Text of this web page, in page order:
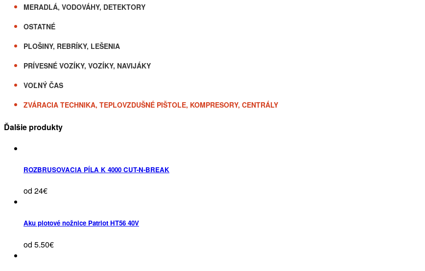
MERADLÁ, VODOVÁHY, DETEKTORY
OSTATNÉ
PLOŠINY, REBRÍKY, LEŠENIA
PRÍVESNÉ VOZÍKY, VOZÍKY, NAVIJÁKY
VOĽNÝ ČAS
ZVÁRACIA TECHNIKA, TEPLOVZDUŠNÉ PIŠTOLE, KOMPRESORY, CENTRÁLY
Ďalšie produkty
ROZBRUSOVACIA PÍLA K 4000 CUT-N-BREAK
od 24€
Aku plotové nožnice Patriot HT56 40V
od 5.50€